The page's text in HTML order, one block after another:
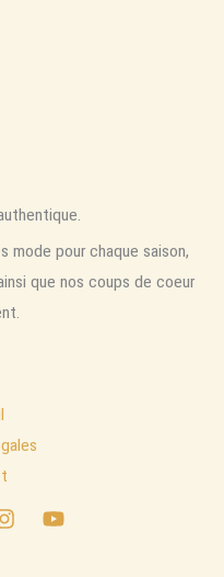
mode pour chaque saison,
que nos coups de coeur